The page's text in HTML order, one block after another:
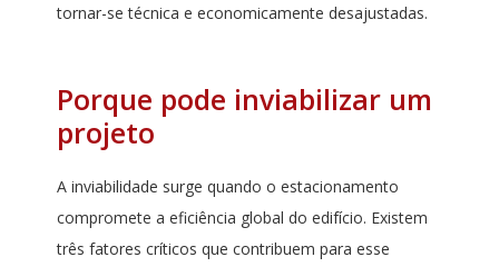
tornar-se técnica e economicamente desajustadas.
Porque pode inviabilizar um
projeto
A inviabilidade surge quando o estacionamento
compromete a eficiência global do edifício. Existem
três fatores críticos que contribuem para esse